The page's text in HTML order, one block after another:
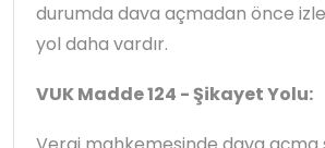
durumda dava açmadan önce
yol daha vardır.
VUK Madde 124 - Şikayet Yolu: